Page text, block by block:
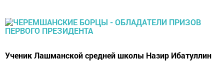
Ученик Лашманской средней школы Назир Ибатуллин